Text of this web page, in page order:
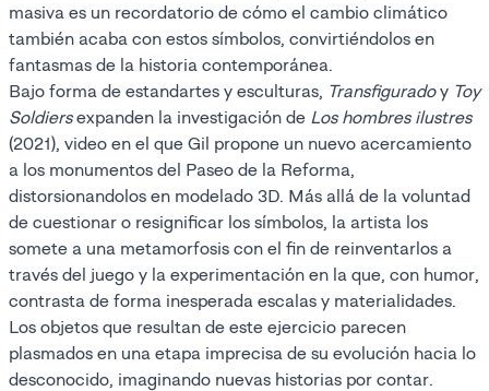
masiva es un recordatorio de cómo el cambio climático
también acaba con estos símbolos, convirtiéndolos en
fantasmas de la historia contemporánea.
Bajo forma de estandartes y esculturas, Transfiguradoy Toy
Soldiersexpanden la investigación de Los hombres ilustres
(2021), video en el que Gil propone un nuevo acercamiento
a los monumentos del Paseo de la Reforma,
distorsionandolos en modelado 3D. Más allá de la voluntad
de cuestionar o resignificar los símbolos, la artista los
somete a una metamorfosis con el fin de reinventarlos a
través del juego y la experimentación en la que, con humor,
contrasta de forma inesperada escalas y materialidades.
Los objetos que resultan de este ejercicio parecen
plasmados en una etapa imprecisa de su evolución hacia lo
desconocido, imaginando nuevas historias por contar.